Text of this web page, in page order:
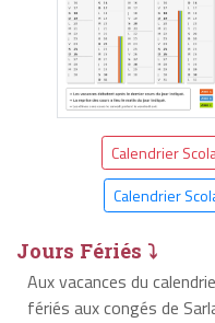
Calendrier
Calendrier
Jours Fériés ⤵
Aux vacances du
fériés aux congés de